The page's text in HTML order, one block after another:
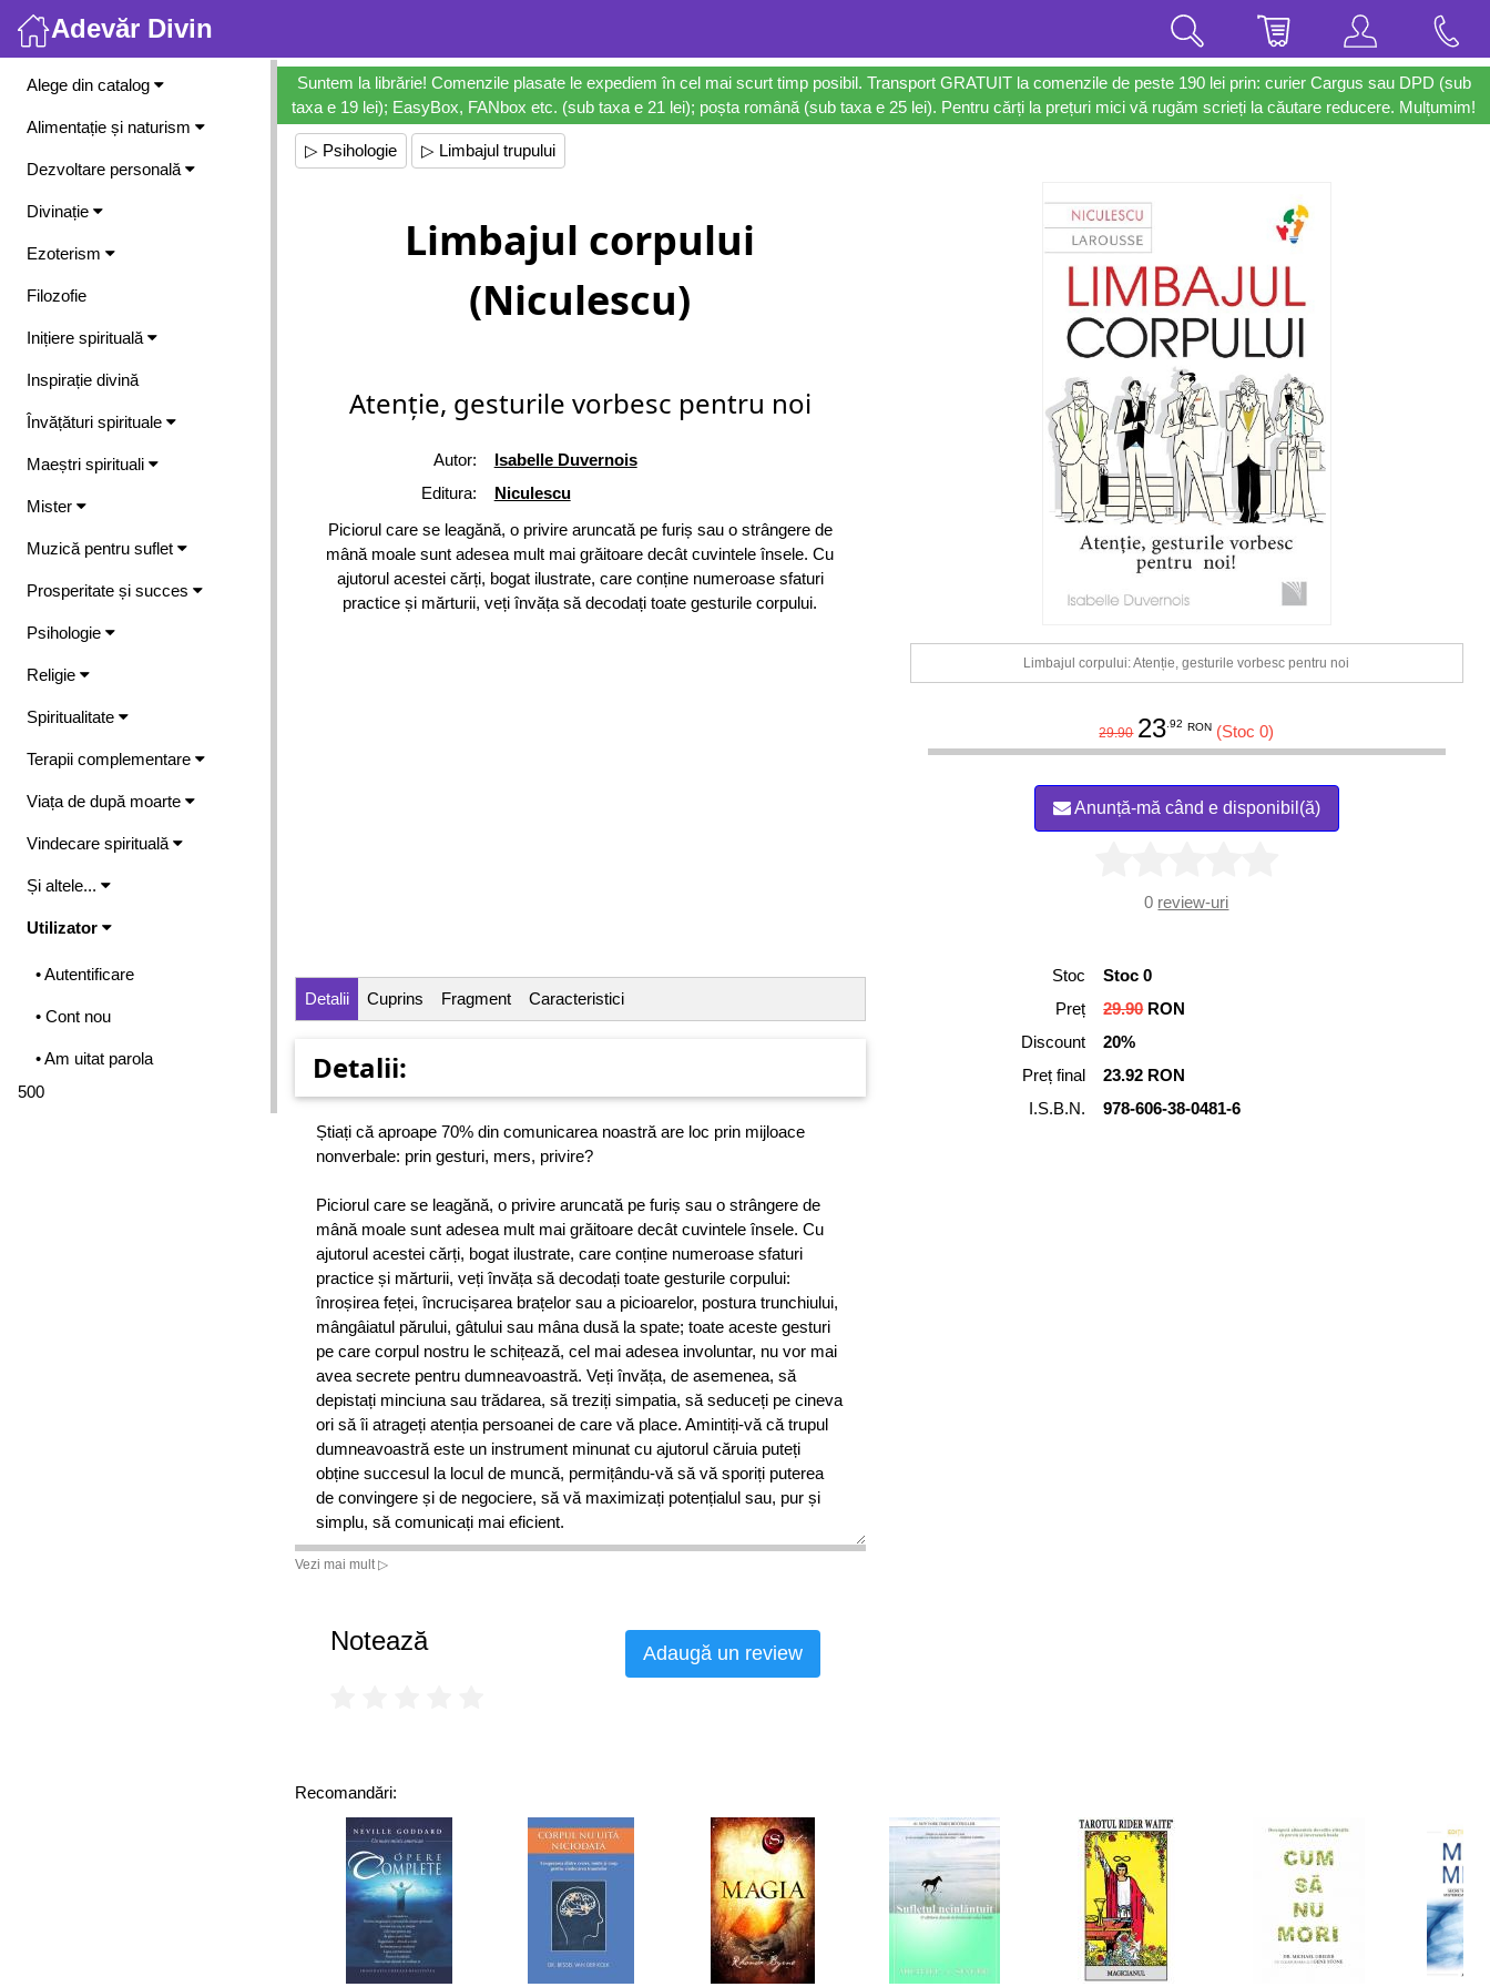
Adevăr Divin
Meniu
Alege din catalog
Alimentație și naturism
Dezvoltare personală
Divinație
Ezoterism
Filozofie
Inițiere spirituală
Inspirație divină
Învățături spirituale
Maeștri spirituali
Mister
Muzică pentru suflet
Prosperitate și succes
Psihologie
Religie
Spiritualitate
Terapii complementare
Viața de după moarte
Vindecare spirituală
Și altele...
Utilizator
• Autentificare
• Cont nou
• Am uitat parola
500
Suntem la librărie! Comenzile plasate le expediem în cel mai scurt timp posibil. Transport GRATUIT la comenzile de peste 190 lei prin: curier Cargus sau DPD (sub
taxa e 19 lei); EasyBox, FANbox etc. (sub taxa e 21 lei); poșta română (sub taxa e 25 lei). Pentru cărți la prețuri mici vă rugăm scrieți la căutare reducere. Mulțumim!
▷ Psihologie ▷ Limbajul trupului
Limbajul corpului
(Niculescu)
Atenție, gesturile vorbesc pentru noi
Autor:
Isabelle Duvernois
Editura:
Niculescu
Piciorul care se leagănă, o privire aruncată pe furiș sau o strângere de
mână moale sunt adesea mult mai grăitoare decât cuvintele însele. Cu
ajutorul acestei cărți, bogat ilustrate, care conține numeroase sfaturi
practice și mărturii, veți învăța să decodați toate gesturile corpului.
Limbajul corpului: Atenție, gesturile vorbesc pentru noi
29.90 23 .92 RON (Stoc 0)
Anunță-mă când e disponibil(ă)
0 review-uri
Detalii Cuprins Fragment Caracteristici
Detalii:
Știați că aproape 70% din comunicarea noastră are loc prin mijloace
nonverbale: prin gesturi, mers, privire?
Piciorul care se leagănă, o privire aruncată pe furiș sau o strângere de
mână moale sunt adesea mult mai grăitoare decât cuvintele însele. Cu
ajutorul acestei cărți, bogat ilustrate, care conține numeroase sfaturi
practice și mărturii, veți învăța să decodați toate gesturile corpului:
înroșirea feței, încrucișarea brațelor sau a picioarelor, postura trunchiului,
mângâiatul părului, gâtului sau mâna dusă la spate; toate aceste gesturi
pe care corpul nostru le schițează, cel mai adesea involuntar, nu vor mai
avea secrete pentru dumneavoastră. Veți învăța, de asemenea, să
depistați minciuna sau trădarea, să treziți simpatia, să seduceți pe cineva
ori să îi atrageți atenția persoanei de care vă place. Amintiți-vă că trupul
dumneavoastră este un instrument minunat cu ajutorul căruia puteți
obține succesul la locul de muncă, permițându-vă să vă sporiți puterea
de convingere și de negociere, să vă maximizați potențialul sau, pur și
simplu, să comunicați mai eficient.
Vezi mai mult ▷
Stoc
Stoc 0
Preț
29.90RON
Discount
20%
Preț final
23.92 RON
I.S.B.N.
978-606-38-0481-6
Notează Adaugă un review
Recomandări: